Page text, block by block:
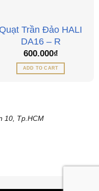
Quạt Trần Đảo HALI
DA16 – R
600.000₫
ADD TO CART
10, Tp.HCM